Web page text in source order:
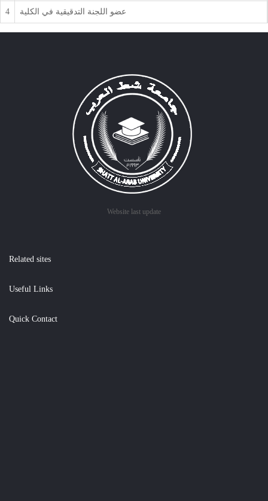
4 عضو اللجنة التدقيقية في الكلية
Website last update
Related sites
Useful Links
Quick Contact